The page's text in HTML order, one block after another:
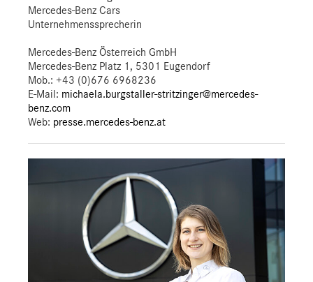
Mercedes-Benz Cars
Unternehmenssprecherin
Mercedes-Benz Österreich GmbH
Mercedes-Benz Platz 1, 5301 Eugendorf
Mob.: +43 (0)676 6968236
E-Mail: michaela.burgstaller-stritzinger@mercedes-
benz.com
Web: presse.mercedes-benz.at